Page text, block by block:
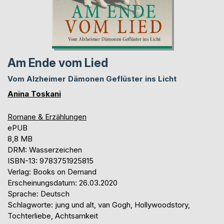
Am Ende vom Lied
Vom Alzheimer Dämonen Geflüster ins Licht
Anina Toskani
Romane & Erzählungen
ePUB
8,8 MB
DRM: Wasserzeichen
ISBN-13: 9783751925815
Verlag: Books on Demand
Erscheinungsdatum: 26.03.2020
Sprache: Deutsch
Schlagworte: jung und alt, van Gogh, Hollywoodstory,
Tochterliebe, Achtsamkeit